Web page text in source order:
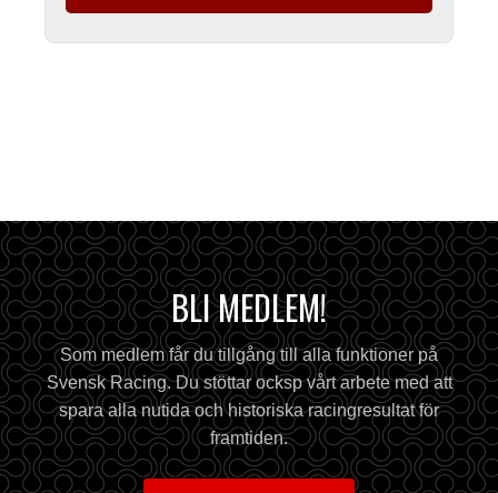
BLI MEDLEM!
Som medlem får du tillgång till alla funktioner på
Svensk Racing. Du stöttar ocksp vårt arbete med att
spara alla nutida och historiska racingresultat för
framtiden.